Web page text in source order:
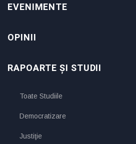
EVENIMENTE
OPINII
RAPOARTE ȘI STUDII
Toate Studiile
Democratizare
Justiţie